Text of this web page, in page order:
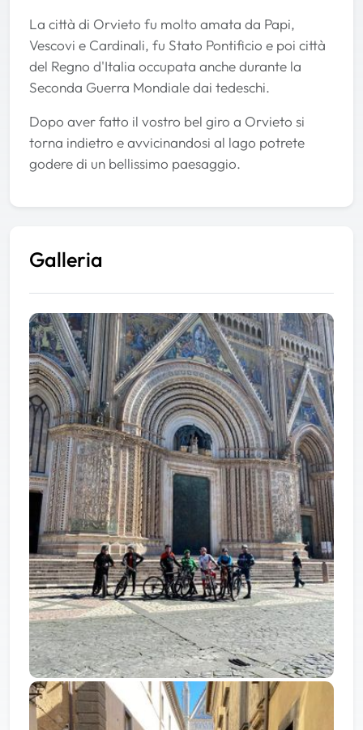
La città di Orvieto fu molto amata da Papi,
Vescovi e Cardinali, fu Stato Pontificio e poi città
del Regno d'Italia occupata anche durante la
Seconda Guerra Mondiale dai tedeschi.
Dopo aver fatto il vostro bel giro a Orvieto si
torna indietro e avvicinandosi al lago potrete
godere di un bellissimo paesaggio.
Galleria